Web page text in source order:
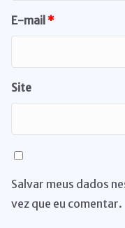
E-mail*
Site
Salvar meus dados
vez que eu comentar.